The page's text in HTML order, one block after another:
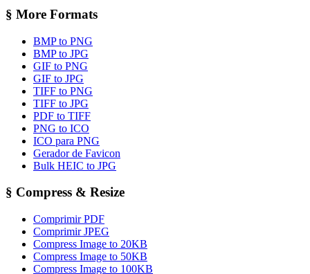
§ More Formats
BMP to PNG
BMP to JPG
GIF to PNG
GIF to JPG
TIFF to PNG
TIFF to JPG
PDF to TIFF
PNG to ICO
ICO para PNG
Gerador de Favicon
Bulk HEIC to JPG
§ Compress & Resize
Comprimir PDF
Comprimir JPEG
Compress Image to 20KB
Compress Image to 50KB
Compress Image to 100KB